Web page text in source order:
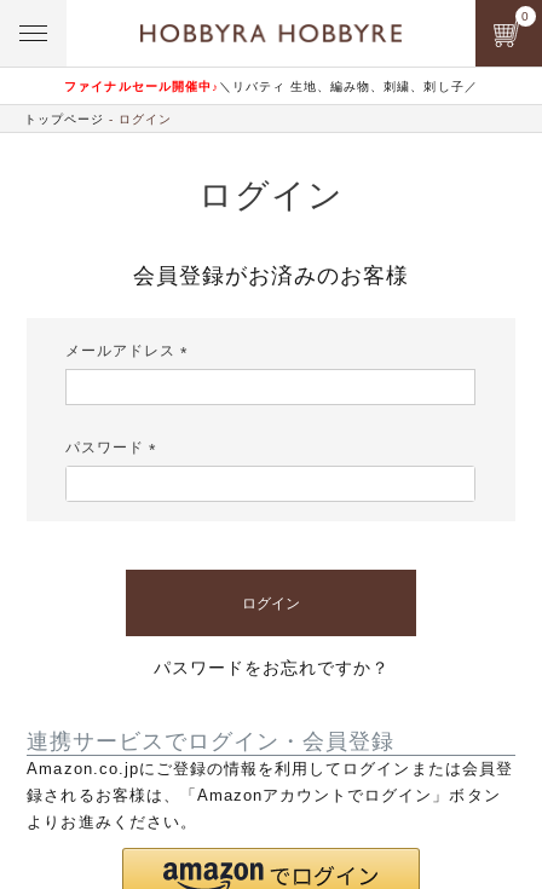
ファイナルセール開催中♪ ＼リバティ 生地、編み物、刺繍、刺し子／
0
トップページ ログイン
ログイン
会員登録がお済みのお客様
メールアドレス
パスワード
ログイン
パスワードをお忘れですか？
連携サービスでログイン・会員登録
Amazon.co.jpにご登録の情報を利用してログインまたは会員登
録されるお客様は、「Amazonアカウントでログイン」ボタン
よりお進みください。